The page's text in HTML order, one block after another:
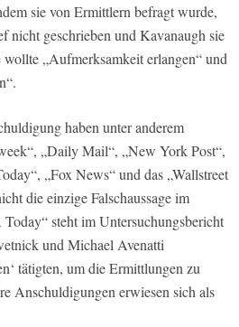
sie von Ermittlern befragt wurde,
nicht geschrieben und Kavanaugh sie
„Aufmerksamkeit erlangen“ und
haben unter anderem
„Daily Mail“, „New York Post“,
„Fox News“ und das „Wallstreet
die einzige Falschaussage im
steht im Untersuchungsbericht
und Michael Avenatti
tätigten, um die Ermittlungen zu
Anschuldigungen erwiesen sich als